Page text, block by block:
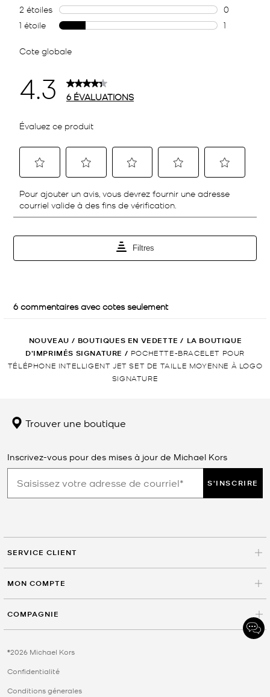
NOUVEAU / BOUTIQUES EN VEDETTE / LA BOUTIQUE
D’IMPRIMÉS SIGNATURE / POCHETTE-BRACELET POUR
TÉLÉPHONE INTELLIGENT JET SET DE TAILLE MOYENNE À LOGO
SIGNATURE
Trouver une boutique
Inscrivez-vous pour des mises à jour de Michael Kors
S'INSCRIRE
SERVICE CLIENT
MON COMPTE
COMPAGNIE
©2026 Michael Kors
Confidentialité
Conditions génerales